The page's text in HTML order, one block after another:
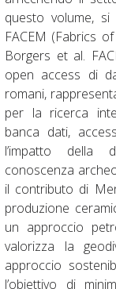
questo volume,
FACEM (Fabrics
Borgers et al.
open access di
romani,
per la ricerca
banca dati,
l’impatto della
conoscenza
il contributo di
produzione
un approccio
valorizza la
approccio
l’obiettivo di